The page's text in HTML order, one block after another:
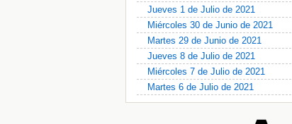
Jueves 1 de Julio de 2021
Miércoles 30 de Junio de 2021
Martes 29 de Junio de 2021
Jueves 8 de Julio de 2021
Miércoles 7 de Julio de 2021
Martes 6 de Julio de 2021